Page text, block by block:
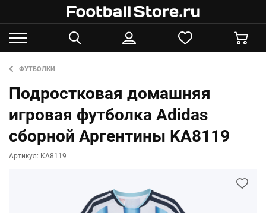
ФУТБОЛКИ
Подростковая домашняя
игровая футболка Adidas
сборной Аргентины KA8119
Артикул: KA8119